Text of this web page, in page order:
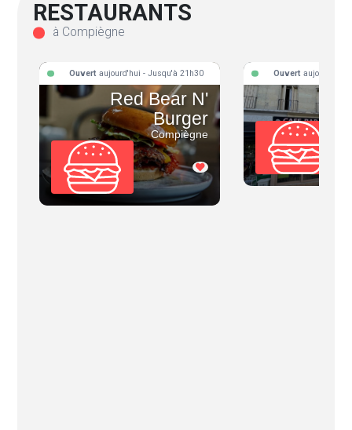
RESTAURANTS
à Compiègne
Red Bear N'
Burger
Compiègne
Ouvert aujourd'hui - Jusqu'à 21h30 Ouvert aujourd'hui